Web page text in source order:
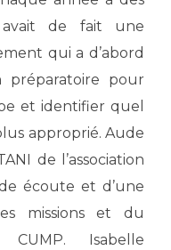
avait de fait une
qui a d’abord
pour
et identifier quel
approprié. Aude
de l’association
écoute et d’une
missions et du
Isabelle